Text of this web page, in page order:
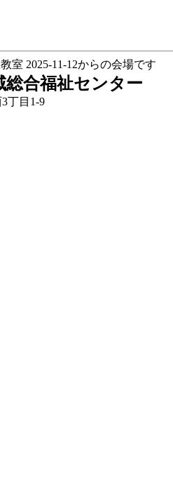
室 2025-11-12からの会場です
総合福祉センター
丁目1-9